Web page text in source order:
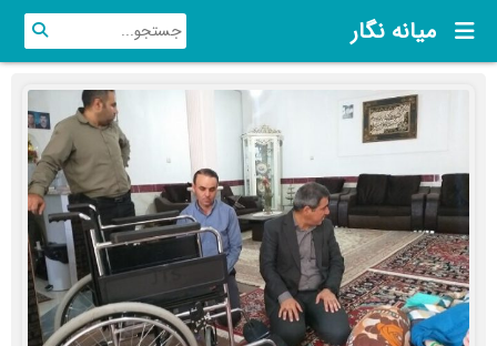
میانه نگار | اخبار میانه | اخبار
میانه نگار